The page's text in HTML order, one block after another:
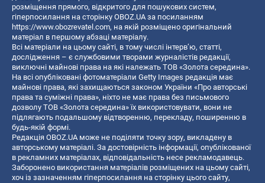
розміщення прямого, відкритого для пошукових систем,
гіперпосилання на сторінку OBOZ.UA за посиланням
https://www.obozrevatel.com, на якій розміщено оригінальний
матеріал в першому абзаці матеріалу.
Всі матеріали на цьому сайті, в тому числі інтерв’ю, статті,
дослідження – є службовими творами журналістів редакції,
виключні майнові права на які належать ТОВ «Золота середина».
На всі опубліковані фотоматеріали Getty Images редакція має
майнові права, які захищаються законом України «Про авторські
права та суміжні права», ніхто не має права без письмового
дозволу ТОВ «Золота середина» їх використовувати, вони не
підлягають подальшому відтворенню, перекладу, поширенню в
будь-якій формі.
Редакція OBOZ.UA може не поділяти точку зору, викладену в
авторському матеріалі. За достовірність інформації, опублікованої
в рекламних матеріалах, відповідальність несе рекламодавець.
Заборонено використання матеріалів розміщених на цьому сайті,
хоч із зазначенням гіперпосилання на сторінку цього сайту,